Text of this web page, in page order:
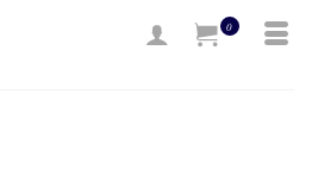
0